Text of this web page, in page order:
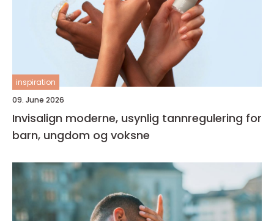
inspiration
09. June 2026
Invisalign moderne, usynlig tannregulering for
barn, ungdom og voksne